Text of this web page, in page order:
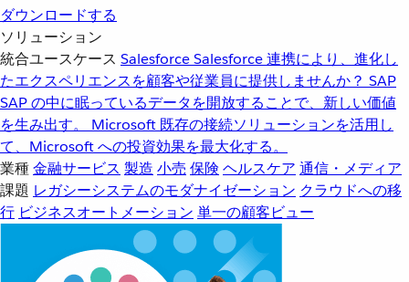
ダウンロードする
ソリューション
統合ユースケース SalesforceSalesforce 連携により、進化し
たエクスペリエンスを顧客や従業員に提供しませんか？ SAP
SAP の中に眠っているデータを開放することで、新しい価値
を生み出す。
Microsoft 既存の接続ソリューションを活用し
て、Microsoft への投資効果を最大化する。
業種金融サービス 製造 小売 保険 ヘルスケア 通信・メディア
課題 レガシーシステムのモダナイゼーション クラウドへの移
行 ビジネスオートメーション 単一の顧客ビュー